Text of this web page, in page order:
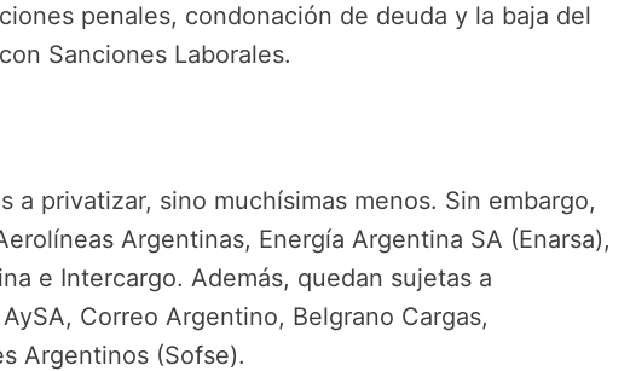
penales, condonación de deuda y la baja del
Sanciones Laborales.
a privatizar, sino muchísimas menos. Sin embargo,
Argentinas, Energía Argentina SA (Enarsa),
e Intercargo. Además, quedan sujetas a
Correo Argentino, Belgrano Cargas,
Argentinos (Sofse).